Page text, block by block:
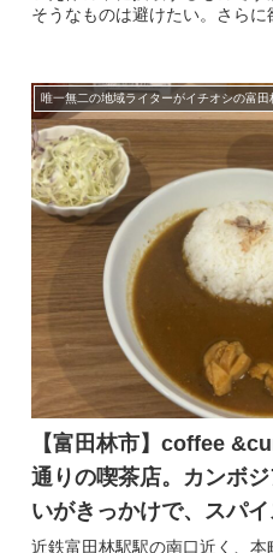
そうなものは避けたい。さらに
唯一無二の地域ライターがイチオシの富田
【富田林市】coffee
通りの喫茶店。カンボ
いがきっかけで、スパ
アのコーヒー店に。
近鉄富田林駅駅の南口近く、